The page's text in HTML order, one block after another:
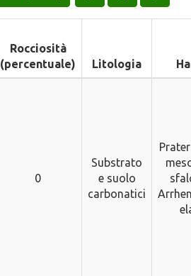
Rocciosità
(percentuale)
Litologia
0
Substrato
e suolo
carbonatici